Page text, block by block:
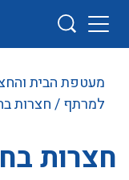
מעטפת הבית
למרתף/ חצרות
חצרות